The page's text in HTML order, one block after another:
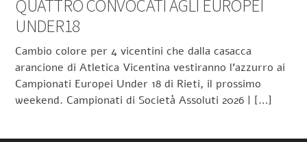
QUATTRO CONVOCATI AGLI EUROPEI
UNDER18
Cambio colore per 4 vicentini che dalla casacca
arancione di Atletica Vicentina vestiranno l’azzurro ai
Campionati Europei Under 18 di Rieti, il prossimo
weekend. Campionati di Società Assoluti 2026 | […]